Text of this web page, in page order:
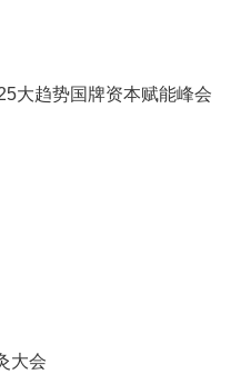
大趋势国牌资本赋能峰会
大会